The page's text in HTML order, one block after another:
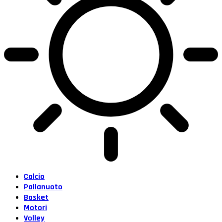
Calcio
Pallanuoto
Basket
Motori
Volley